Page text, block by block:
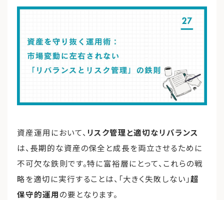
関連書籍
資産運用において、 リスク管理と適切なリバランス
は、長期的な資産の保全と成長を両立させるために
不可欠な鉄則です。特に富裕層にとって、これらの戦
略を適切に実行することは、「大きく失敗しない」超
保守的運用の要となります。